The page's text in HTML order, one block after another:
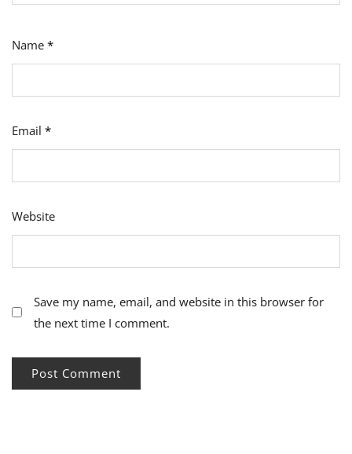
Name *
Email *
Website
Save my name, email, and website in this browser for
the next time I comment.